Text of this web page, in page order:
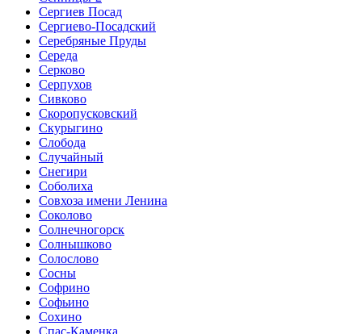
Сергиев Посад
Сергиево-Посадский
Серебряные Пруды
Середа
Серково
Серпухов
Сивково
Скоропусковский
Скурыгино
Слобода
Случайный
Снегири
Соболиха
Совхоза имени Ленина
Соколово
Солнечногорск
Солнышково
Солослово
Сосны
Софрино
Софьино
Сохино